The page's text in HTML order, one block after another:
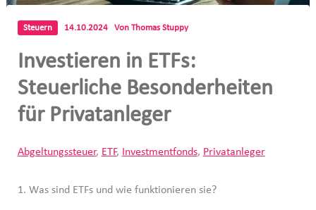
Steuern 14.10.2024 Von Thomas Stuppy
Investieren in ETFs:
Steuerliche Besonderheiten
für Privatanleger
Abgeltungssteuer, ETF, Investmentfonds, Privatanleger
1. Was sind ETFs und wie funktionieren sie?